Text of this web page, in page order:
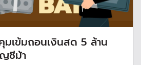
มเข้มถอนเงินสด 5 ล้าน
ชีม้า